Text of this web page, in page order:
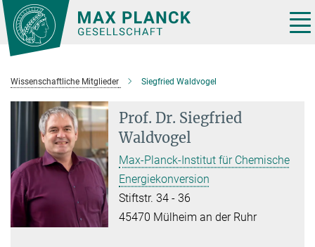
Hauptinhalt
Wissenschaftliche Mitglieder Siegfried Waldvogel
Prof. Dr. Siegfried
Waldvogel
Max-Planck-Institut für Chemische
Energiekonversion
Stiftstr. 34 - 36
45470 Mülheim an der Ruhr